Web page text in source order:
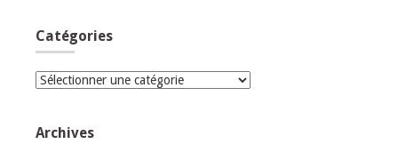
Catégories
Catégories
Archives